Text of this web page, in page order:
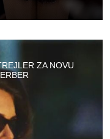
ZA NOVU